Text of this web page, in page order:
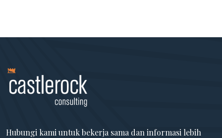
Hubungi kami untuk bekerja sama dan informasi lebih